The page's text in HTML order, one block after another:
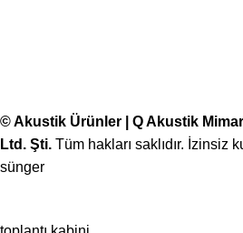
© Akustik Ürünler | Q Akustik
Ltd. Şti. Tüm hakları saklıdır. İzinsiz
sünger